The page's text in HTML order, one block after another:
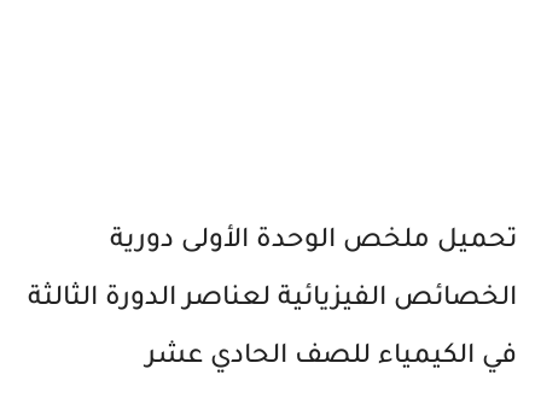
تحميل ملخص الوحدة الأولى دورية
الخصائص الفيزيائية لعناصر الدورة الثالثة
في الكيمياء للصف الحادي عشر